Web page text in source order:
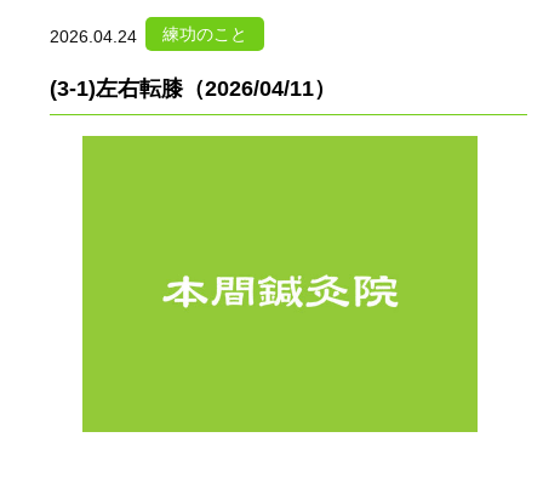
2026.04.24 練功のこと
(3-1)左右転膝（2026/04/11）